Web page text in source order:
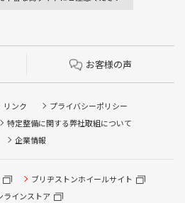
お客様の声
リンク
プライバシーポリシー
特定整備に関する弊社取組について
企業情報
ブリヂストンホイールサイト
ラインストア
イヤ履き替え/オイル交換/その他